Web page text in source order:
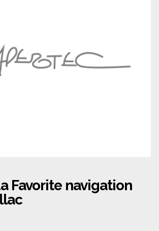
(UE)
Favorite navigation